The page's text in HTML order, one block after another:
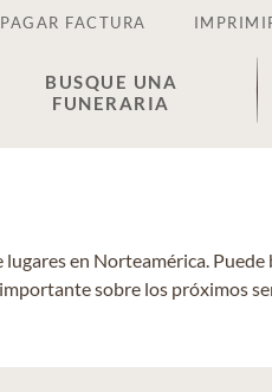
PAGAR FACTURA
BUSQUE UNA
FUNERARIA
en Norteamérica.
sobre los próximos